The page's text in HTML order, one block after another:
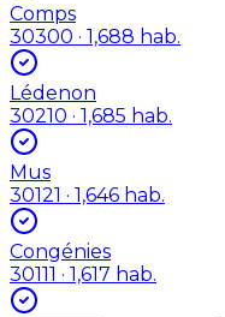
Comps
30300 · 1,688 hab.
Lédenon
30210 · 1,685 hab.
Mus
30121 · 1,646 hab.
Congénies
30111 · 1,617 hab.